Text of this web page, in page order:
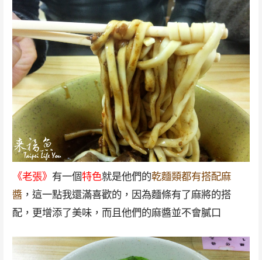
《老張》 有一個特色就是他們的乾麵類都有搭配麻
醬，這一點我還滿喜歡的，因為麵條有了麻將的搭
配，更增添了美味，而且他們的麻醬並不會膩口